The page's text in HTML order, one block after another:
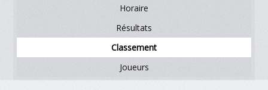
Horaire
Résultats
Classement
Joueurs